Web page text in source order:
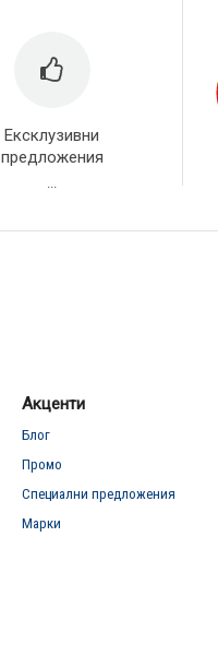
Ексклузивни
предложения
Акценти
Блог
Промо
Специални предложения
Марки